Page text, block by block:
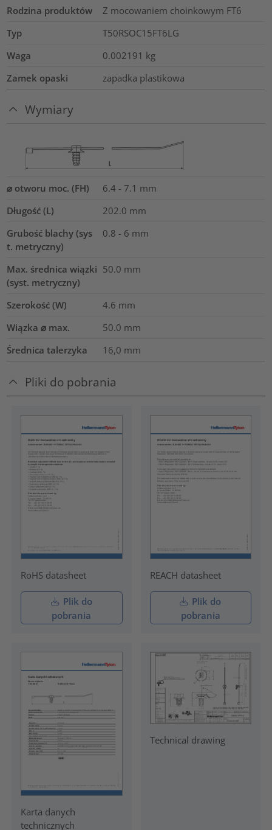
Rodzina produktów
Z mocowaniem choinkowym FT6
Typ
T50RSOC15FT6LG
Waga
0.002191 kg
Zamek opaski
zapadka plastikowa
Wymiary
⌀ otworu moc. (FH)
6.4 - 7.1 mm
Długość (L)
202.0 mm
Grubość blachy (sys
t. metryczny)
0.8 - 6 mm
Max. średnica wiązki
(syst. metryczny)
50.0 mm
Szerokość (W) 4.6 mm
Wiązka ⌀ max.
50.0 mm
Średnica talerzyka
16,0 mm
Pliki do pobrania
RoHS datasheet
Plik do
pobrania
REACH datasheet
Plik do
pobrania
Karta danych
technicznych
Technical drawing